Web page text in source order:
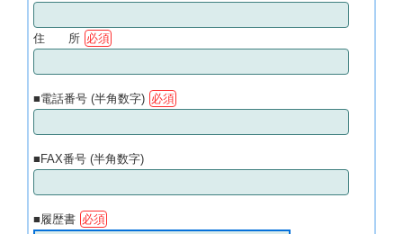
住 所 必須
■電話番号 (半角数字) 必須
■FAX番号 (半角数字)
■履歴書 必須